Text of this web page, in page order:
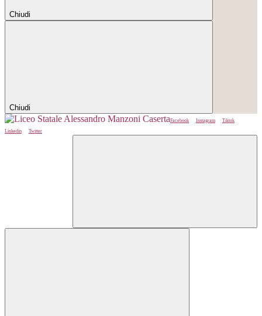
Chiudi
Chiudi
Facebook Instagram
Tiktok
Linkedin
Twitter